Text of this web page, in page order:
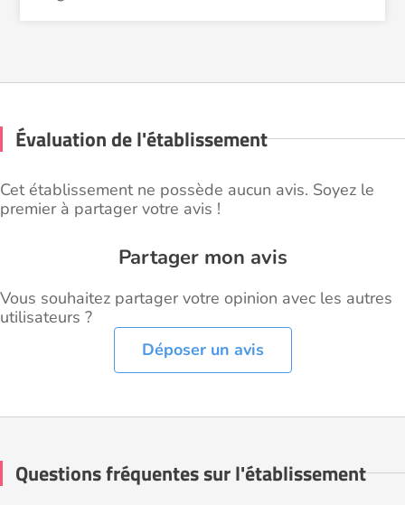
Évaluation de l'établissement
Cet établissement ne possède aucun avis. Soyez le
premier à partager votre avis !
Partager mon avis
Vous souhaitez partager votre opinion avec les autres
utilisateurs ?
Déposer un avis
Questions fréquentes sur l'établissement